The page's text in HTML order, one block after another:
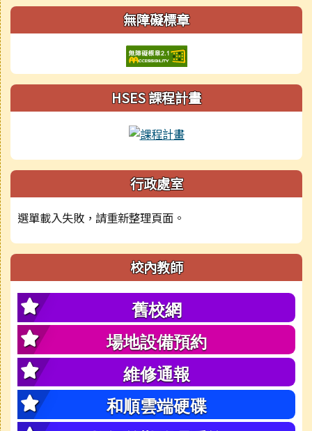
無障礙標章
HSES 課程計畫
行政處室
選單載入失敗，請重新整理頁面。
校內教師
舊校網
場地設備預約
維修通報
和順雲端硬碟